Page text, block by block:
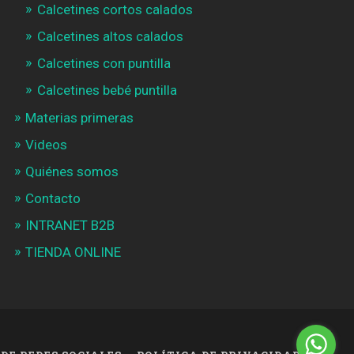
Calcetines cortos calados
Calcetines altos calados
Calcetines con puntilla
Calcetines bebé puntilla
Materias primeras
Videos
Quiénes somos
Contacto
INTRANET B2B
TIENDA ONLINE